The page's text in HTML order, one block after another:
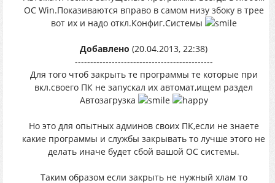
ОС Win.Показиваются вправо в самом низу збоку в трее
вот их и надо откл.Конфиг.Системы
Добавлено (20.04.2013, 22:38)
---------------------------------------------
Для того чтоб закрыть те программы те которые при
вкл.своего ПК не запускал их автомат,ищем раздел
Автозагрузка
Но это для опытных админов своих ПК,если не знаете
какие программы и службы закрывать то лучше этого не
делать иначе будет сбой вашой ОС системы.
Таким образом если закрыть не нужный хлам то